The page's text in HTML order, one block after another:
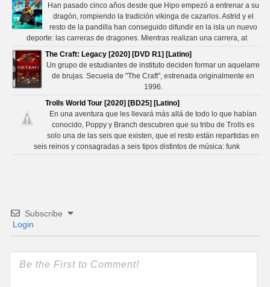
Han pasado cinco años desde que Hipo empezó a entrenar a su
dragón, rompiendo la tradición vikinga de cazarlos. Astrid y el
resto de la pandilla han conseguido difundir en la isla un nuevo
deporte: las carreras de dragones. Mientras realizan una carrera, at
The Craft: Legacy [2020] [DVD R1] [Latino]
Un grupo de estudiantes de instituto deciden formar un aquelarre
de brujas. Secuela de "The Craft", estrenada originalmente en
1996.
Trolls World Tour [2020] [BD25] [Latino]
En una aventura que les llevará más allá de todo lo que habían
conocido, Poppy y Branch descubren que su tribu de Trolls es
solo una de las seis que existen, que el resto están repartidas en
seis reinos y consagradas a seis tipos distintos de música: funk
Subscribe
Login